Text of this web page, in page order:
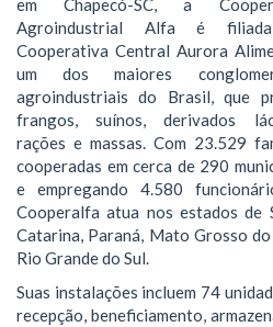
Agroindustrial Alfa é
Cooperativa Central Aurora
um dos maiores
agroindustriais do Brasil, que
frangos, suínos, derivados
rações e massas. Com 23.529
cooperadas em cerca de 290
e empregando 4.580
Cooperalfa atua nos estados de
Catarina, Paraná, Mato Grosso do
Rio Grande do Sul.
Suas instalações incluem 74
recepção, beneficiamento,